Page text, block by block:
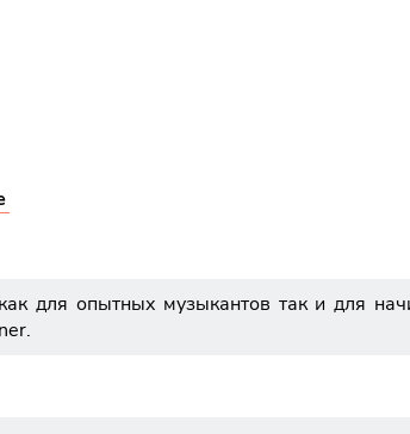
для опытных музыкантов так и для